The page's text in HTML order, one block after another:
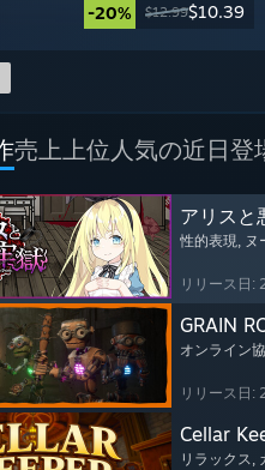
-20% $12.99$10.39
売上上位人気の近日登
アリスと
性的表現, ヌ
リリース日:
GRAIN
オンライン
リリース日:
Cellar
リラックス,